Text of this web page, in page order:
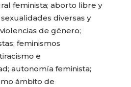
feminista; aborto libre y
diversas y
de género;
feminismos
e
autonomía feminista;
ámbito de